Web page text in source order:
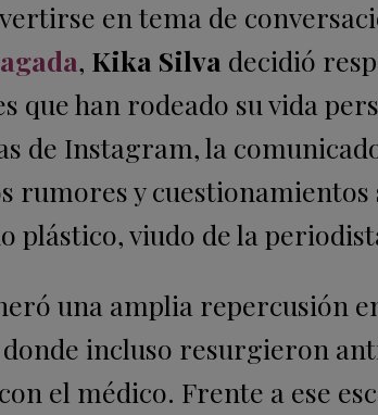
en tema de
, Kika Silva decidió
que han rodeado su vida
de Instagram, la
rumores y
plástico, viudo de la
una amplia repercusión
donde incluso resurgieron
el médico. Frente a ese